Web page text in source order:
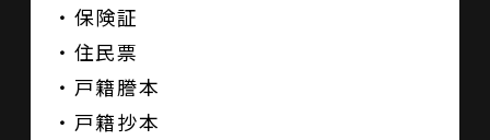
・保険証
・住民票
・戸籍謄本
・戸籍抄本